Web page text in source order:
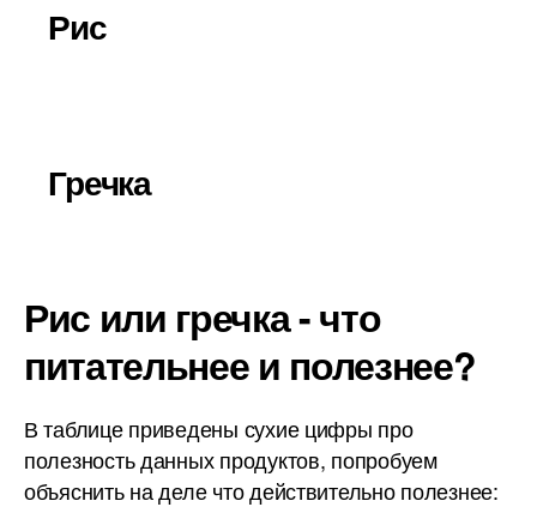
Рис
Гречка
Рис или гречка - что
питательнее и полезнее?
В таблице приведены сухие цифры про
полезность данных продуктов, попробуем
объяснить на деле что действительно полезнее: